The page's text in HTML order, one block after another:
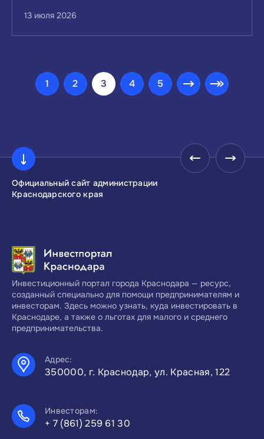
13 июля 2026
1 2 3 4 5
Официальный сайт администрации
Краснодарского края
Инвестиционный портал города Краснодара — ресурс,
созданный специально для помощи предпринимателям и
инвесторам. Здесь можно узнать, куда инвестировать в
Краснодаре, а также о льготах для малого и среднего
предпринимательства.
Адрес:
350000, г. Краснодар, ул. Красная, 122
Инвесторам:
+ 7 (861) 259 61 30